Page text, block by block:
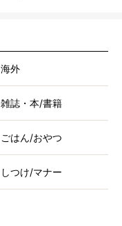
海外
雑誌・本/書籍
ごはん/おやつ
しつけ/マナー